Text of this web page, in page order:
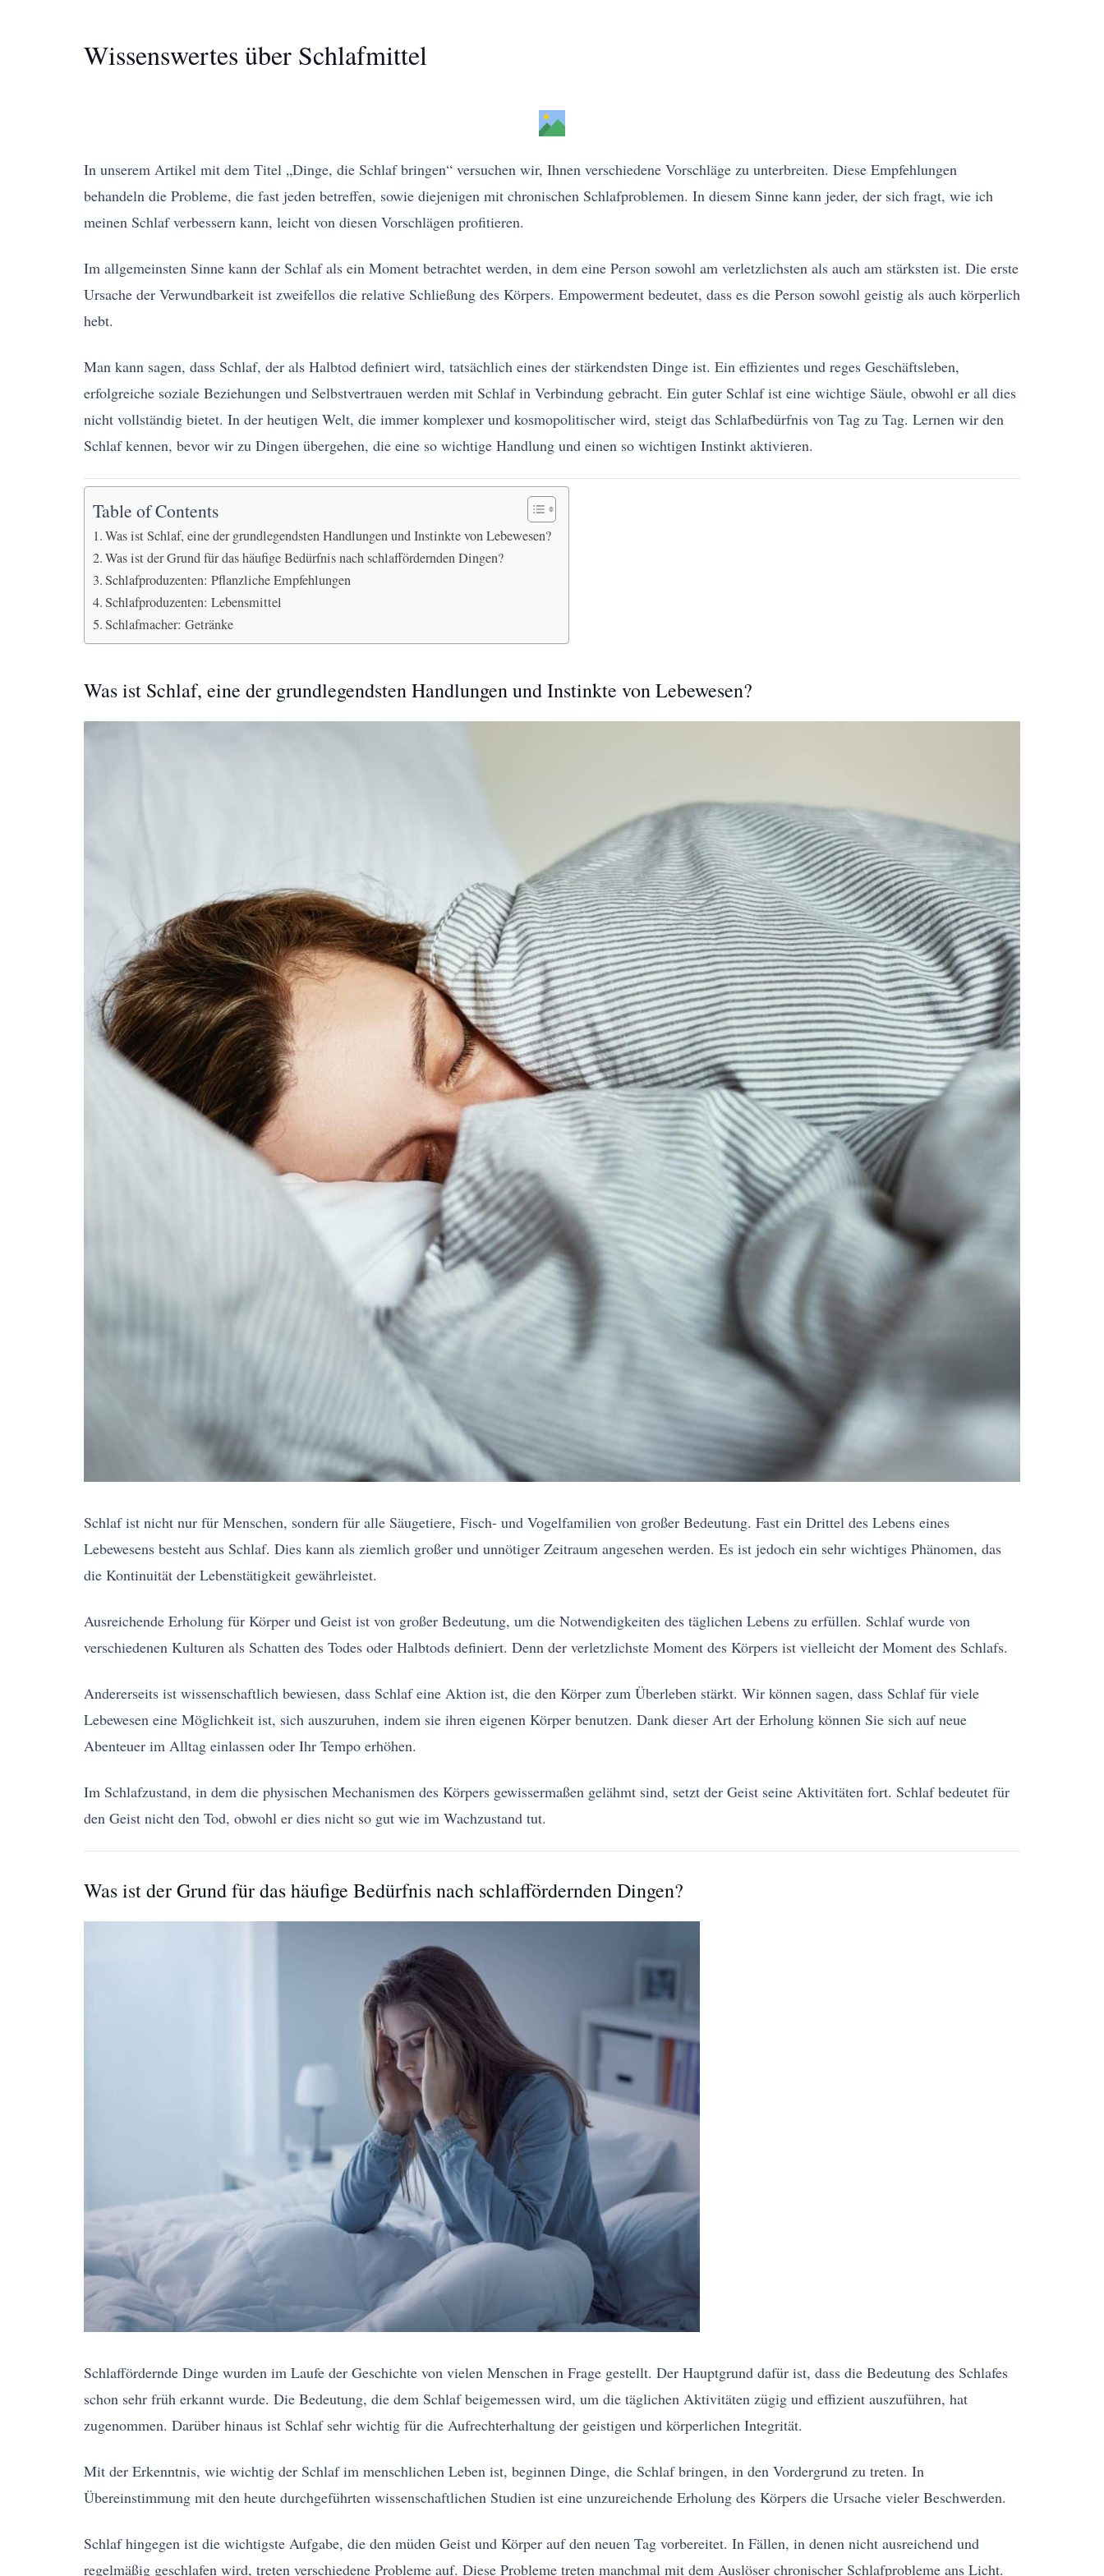
Wissenswertes über Schlafmittel
In unserem Artikel mit dem Titel „Dinge, die Schlaf bringen“ versuchen wir, Ihnen verschiedene Vorschläge zu unterbreiten. Diese Empfehlungen
behandeln die Probleme, die fast jeden betreffen, sowie diejenigen mit chronischen Schlafproblemen. In diesem Sinne kann jeder, der sich fragt, wie ich
meinen Schlaf verbessern kann, leicht von diesen Vorschlägen profitieren.
Im allgemeinsten Sinne kann der Schlaf als ein Moment betrachtet werden, in dem eine Person sowohl am verletzlichsten als auch am stärksten ist. Die erste
Ursache der Verwundbarkeit ist zweifellos die relative Schließung des Körpers. Empowerment bedeutet, dass es die Person sowohl geistig als auch körperlich
hebt.
Man kann sagen, dass Schlaf, der als Halbtod definiert wird, tatsächlich eines der stärkendsten Dinge ist. Ein effizientes und reges Geschäftsleben,
erfolgreiche soziale Beziehungen und Selbstvertrauen werden mit Schlaf in Verbindung gebracht. Ein guter Schlaf ist eine wichtige Säule, obwohl er all dies
nicht vollständig bietet. In der heutigen Welt, die immer komplexer und kosmopolitischer wird, steigt das Schlafbedürfnis von Tag zu Tag. Lernen wir den
Schlaf kennen, bevor wir zu Dingen übergehen, die eine so wichtige Handlung und einen so wichtigen Instinkt aktivieren.
Table of Contents
Was ist Schlaf, eine der grundlegendsten Handlungen und Instinkte von Lebewesen?
Was ist der Grund für das häufige Bedürfnis nach schlaffördernden Dingen?
Schlafproduzenten: Pflanzliche Empfehlungen
Schlafproduzenten: Lebensmittel
Schlafmacher: Getränke
Was ist Schlaf, eine der grundlegendsten Handlungen und Instinkte von Lebewesen?
Schlaf ist nicht nur für Menschen, sondern für alle Säugetiere, Fisch- und Vogelfamilien von großer Bedeutung. Fast ein Drittel des Lebens eines
Lebewesens besteht aus Schlaf. Dies kann als ziemlich großer und unnötiger Zeitraum angesehen werden. Es ist jedoch ein sehr wichtiges Phänomen, das
die Kontinuität der Lebenstätigkeit gewährleistet.
Ausreichende Erholung für Körper und Geist ist von großer Bedeutung, um die Notwendigkeiten des täglichen Lebens zu erfüllen. Schlaf wurde von
verschiedenen Kulturen als Schatten des Todes oder Halbtods definiert. Denn der verletzlichste Moment des Körpers ist vielleicht der Moment des Schlafs.
Andererseits ist wissenschaftlich bewiesen, dass Schlaf eine Aktion ist, die den Körper zum Überleben stärkt. Wir können sagen, dass Schlaf für viele
Lebewesen eine Möglichkeit ist, sich auszuruhen, indem sie ihren eigenen Körper benutzen. Dank dieser Art der Erholung können Sie sich auf neue
Abenteuer im Alltag einlassen oder Ihr Tempo erhöhen.
Im Schlafzustand, in dem die physischen Mechanismen des Körpers gewissermaßen gelähmt sind, setzt der Geist seine Aktivitäten fort. Schlaf bedeutet für
den Geist nicht den Tod, obwohl er dies nicht so gut wie im Wachzustand tut.
Was ist der Grund für das häufige Bedürfnis nach schlaffördernden Dingen?
Schlaffördernde Dinge wurden im Laufe der Geschichte von vielen Menschen in Frage gestellt. Der Hauptgrund dafür ist, dass die Bedeutung des Schlafes
schon sehr früh erkannt wurde. Die Bedeutung, die dem Schlaf beigemessen wird, um die täglichen Aktivitäten zügig und effizient auszuführen, hat
zugenommen. Darüber hinaus ist Schlaf sehr wichtig für die Aufrechterhaltung der geistigen und körperlichen Integrität.
Mit der Erkenntnis, wie wichtig der Schlaf im menschlichen Leben ist, beginnen Dinge, die Schlaf bringen, in den Vordergrund zu treten. In
Übereinstimmung mit den heute durchgeführten wissenschaftlichen Studien ist eine unzureichende Erholung des Körpers die Ursache vieler Beschwerden.
Schlaf hingegen ist die wichtigste Aufgabe, die den müden Geist und Körper auf den neuen Tag vorbereitet. In Fällen, in denen nicht ausreichend und
regelmäßig geschlafen wird, treten verschiedene Probleme auf. Diese Probleme treten manchmal mit dem Auslöser chronischer Schlafprobleme ans Licht.